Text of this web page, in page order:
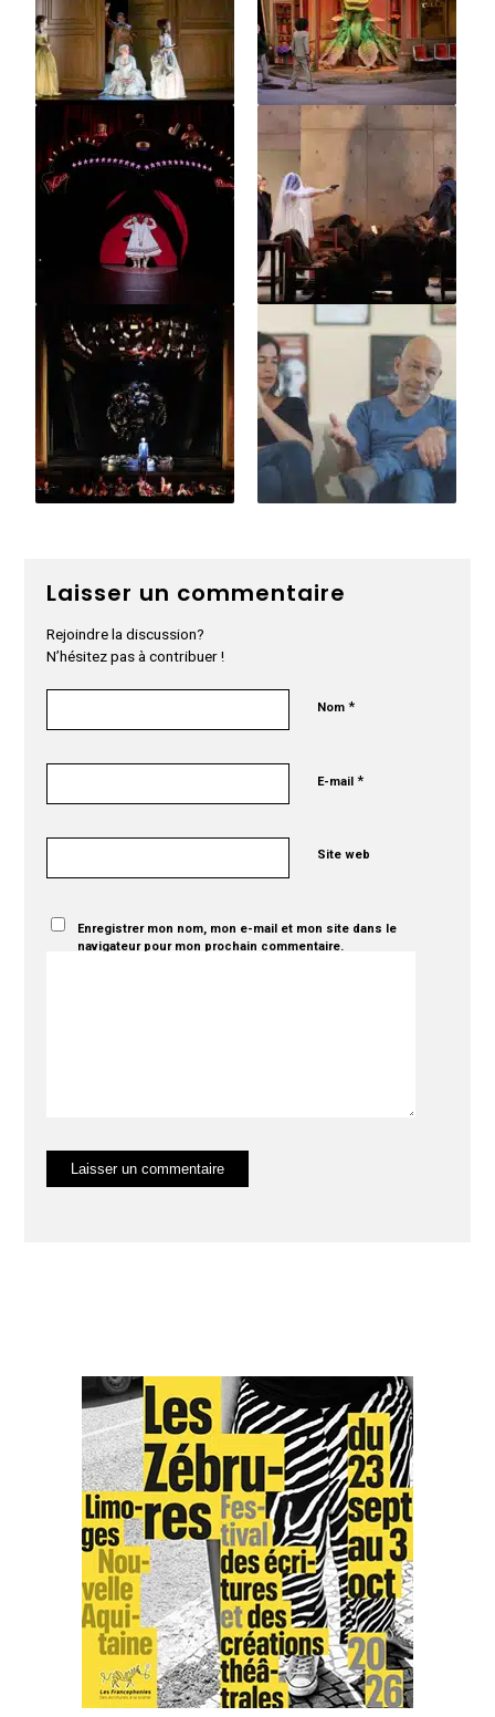
Laisser un commentaire
Rejoindre la discussion?
N’hésitez pas à contribuer !
Nom*
E-mail*
Site web
Enregistrer mon nom, mon e-mail et mon site dans le
navigateur pour mon prochain commentaire.